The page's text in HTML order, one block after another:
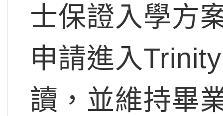
士保證入學方
申請進入
讀，並維持畢